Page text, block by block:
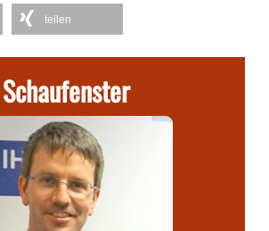
teilen
Schaufenster